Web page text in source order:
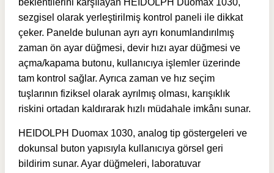
beklentilerini karşılayan HEIDOLPH Duomax 1030,
sezgisel olarak yerleştirilmiş kontrol paneli ile dikkat
çeker. Panelde bulunan ayrı ayrı konumlandırılmış
zaman ön ayar düğmesi, devir hızı ayar düğmesi ve
açma/kapama butonu, kullanıcıya işlemler üzerinde
tam kontrol sağlar. Ayrıca zaman ve hız seçim
tuşlarının fiziksel olarak ayrılmış olması, karışıklık
riskini ortadan kaldırarak hızlı müdahale imkânı sunar.
HEIDOLPH Duomax 1030, analog tip göstergeleri ve
dokunsal buton yapısıyla kullanıcıya görsel geri
bildirim sunar. Ayar düğmeleri, laboratuvar